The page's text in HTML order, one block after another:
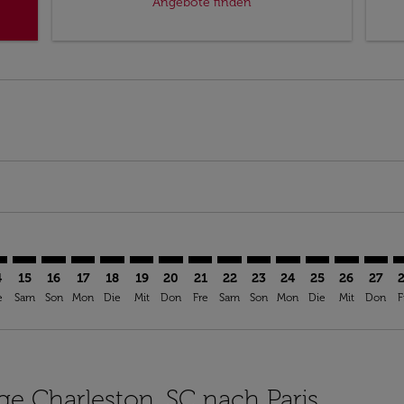
15
Sam
16
Son
17
Mon
18
Die
19
Mit
CHS–PAR: cmp-view-offers-
20
Don
CHS–PAR: cmp-view-offers-
21
Fre
CHS–PAR: cmp-view-
22
Sam
CHS–PAR: cmp-view-
23
Son
CHS–PAR: cmp-
24
Mon
CHS–PAR:
25
Die
26
Mit
27
Don